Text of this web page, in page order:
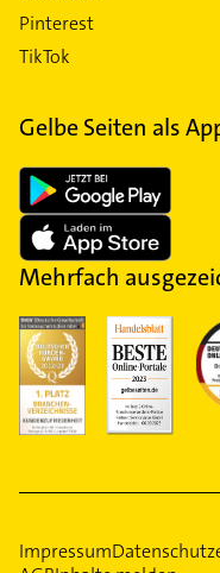
Pinterest
TikTok
Gelbe Seiten als
Mehrfach
Impressum